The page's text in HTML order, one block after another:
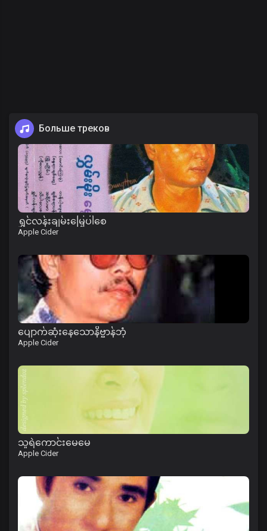
Больше треков
ရွှင်လန်းချမ်းမြေ့ပါစေ
Apple Cider
ပျောက်ဆုံးနေသောနိဗ္ဗာန်ဘုံ
Apple Cider
သူရဲကောင်းမေမေ
Apple Cider